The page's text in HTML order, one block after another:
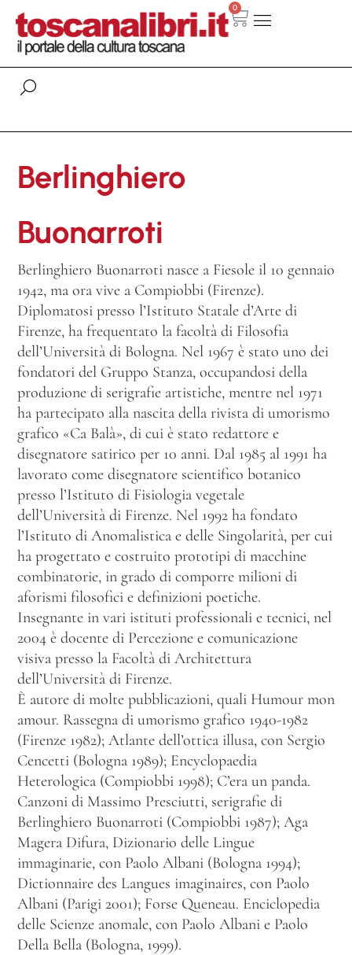
0
Berlinghiero
Buonarroti
Berlinghiero Buonarroti nasce a Fiesole il 10 gennaio
1942, ma ora vive a Compiobbi (Firenze).
Diplomatosi presso l’Istituto Statale d’Arte di
Firenze, ha frequentato la facoltà di Filosofia
dell’Università di Bologna. Nel 1967 è stato uno dei
fondatori del Gruppo Stanza, occupandosi della
produzione di serigrafie artistiche, mentre nel 1971
ha partecipato alla nascita della rivista di umorismo
grafico «Ca Balà», di cui è stato redattore e
disegnatore satirico per 10 anni. Dal 1985 al 1991 ha
lavorato come disegnatore scientifico botanico
presso l’Istituto di Fisiologia vegetale
dell’Università di Firenze. Nel 1992 ha fondato
l’Istituto di Anomalistica e delle Singolarità, per cui
ha progettato e costruito prototipi di macchine
combinatorie, in grado di comporre milioni di
aforismi filosofici e definizioni poetiche.
Insegnante in vari istituti professionali e tecnici, nel
2004 è docente di Percezione e comunicazione
visiva presso la Facoltà di Architettura
dell’Università di Firenze.
È autore di molte pubblicazioni, quali Humour mon
amour. Rassegna di umorismo grafico 1940-1982
(Firenze 1982); Atlante dell’ottica illusa, con Sergio
Cencetti (Bologna 1989); Encyclopaedia
Heterologica (Compiobbi 1998); C’era un panda.
Canzoni di Massimo Presciutti, serigrafie di
Berlinghiero Buonarroti (Compiobbi 1987); Aga
Magera Difura, Dizionario delle Lingue
immaginarie, con Paolo Albani (Bologna 1994);
Dictionnaire des Langues imaginaires, con Paolo
Albani (Parigi 2001); Forse Queneau. Enciclopedia
delle Scienze anomale, con Paolo Albani e Paolo
Della Bella (Bologna, 1999).